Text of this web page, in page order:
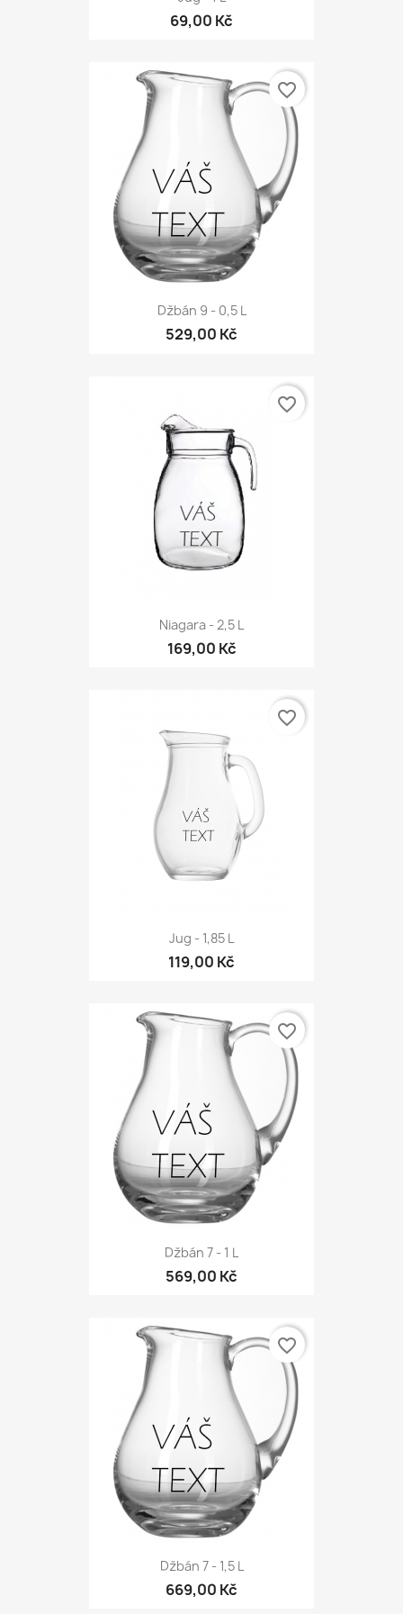
69,00 Kč
Džbán 9 - 0,5 L
529,00 Kč
favorite_border
Niagara - 2,5 L
169,00 Kč
favorite_border
Jug - 1,85 L
119,00 Kč
favorite_border
Džbán 7 - 1 L
569,00 Kč
favorite_border
Džbán 7 - 1,5 L
669,00 Kč
favorite_border